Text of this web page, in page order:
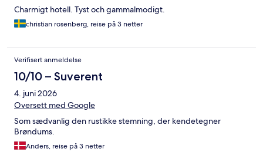
Charmigt hotell. Tyst och gammalmodigt.
christian rosenberg, reise på 3 netter
Verifisert anmeldelse
10/10 – Suverent
4. juni 2026
Oversett med Google
Som sædvanlig den rustikke stemning, der kendetegner
Brøndums.
Anders, reise på 3 netter